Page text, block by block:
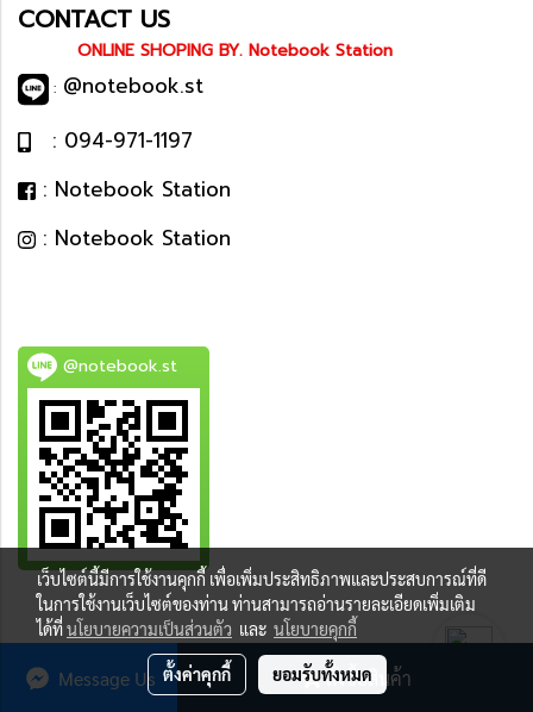
สั่งซื้อสินค้า
Message Us
CONTACT US
ONLINE SHOPING BY. Notebook Station
: @notebook.st
: 094-971-1197
: Notebook Station
: Notebook Station
@notebook.st
BEST DEAL
เว็บไซต์นี้มีการใช้งานคุกกี้ เพื่อเพิ่มประสิทธิภาพและประสบการณ์ที่ดี
ในการใช้งานเว็บไซต์ของท่าน ท่านสามารถอ่านรายละเอียดเพิ่มเติม
ได้ที่นโยบายความเป็นส่วนตัว และ นโยบายคุกกี้
ตั้งค่าคุกกี้ ยอมรับทั้งหมด